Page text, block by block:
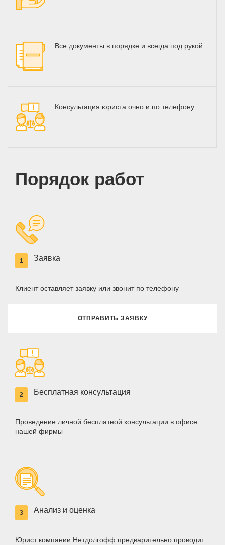
Все документы в порядке и всегда под рукой
Консультация юриста очно и по телефону
Порядок работ
1 Заявка
Клиент оставляет заявку или звонит по телефону
ОТПРАВИТЬ ЗАЯВКУ
2 Бесплатная консультация
Проведение личной бесплатной консультации в офисе
нашей фирмы
3 Анализ и оценка
Юрист компании Нетдолгофф предварительно проводит